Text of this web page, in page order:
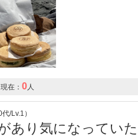
現在： 0人
/Lv.1）
あり気になってい